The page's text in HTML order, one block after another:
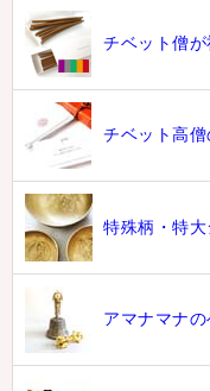
チベット僧
チベット高
特殊柄・特
アマナマナ